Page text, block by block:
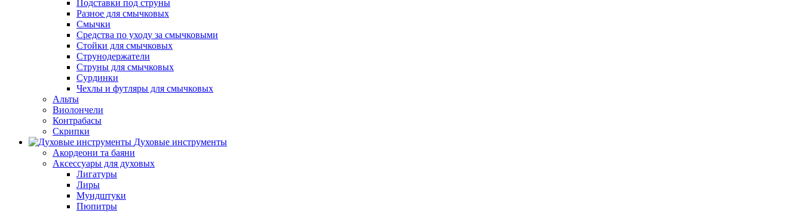
Подставки под струны
Разное для смычковых
Смычки
Средства по уходу за смычковыми
Стойки для смычковых
Струнодержатели
Струны для смычковых
Сурдинки
Чехлы и футляры для смычковых
Альты
Виолончели
Контрабасы
Скрипки
Духовые инструменты
Акордеони та баяни
Аксессуары для духовых
Лигатуры
Лиры
Мундштуки
Пюпитры